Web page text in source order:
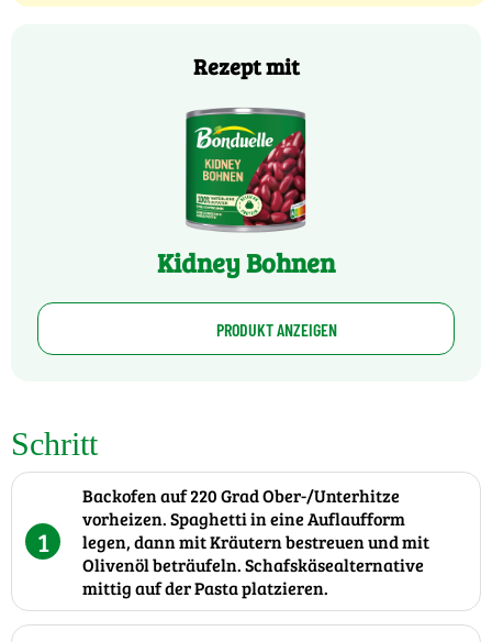
Rezept mit
Kidney Bohnen
PRODUKT ANZEIGEN
Schritt
1
Backofen auf 220 Grad Ober-/Unterhitze
vorheizen. Spaghetti in eine Auflaufform
legen, dann mit Kräutern bestreuen und mit
Olivenöl beträufeln. Schafskäsealternative
mittig auf der Pasta platzieren.